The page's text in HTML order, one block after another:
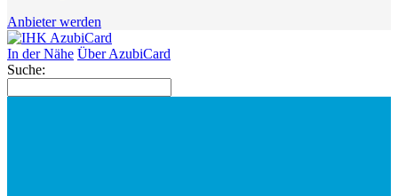
Anbieter werden
In der Nähe Über AzubiCard
Suche: